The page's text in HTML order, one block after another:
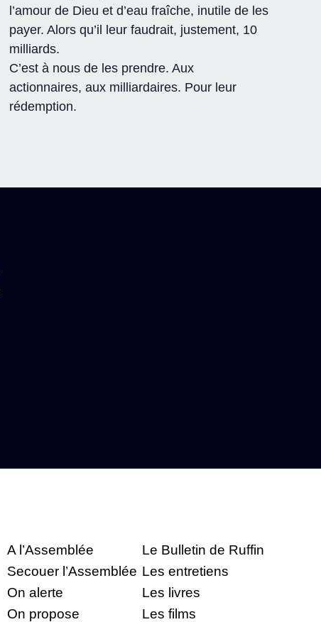
l’amour de Dieu et d’eau fraîche, inutile de les
payer. Alors qu’il leur faudrait, justement, 10
milliards.
C’est à nous de les prendre. Aux
actionnaires, aux milliardaires. Pour leur
rédemption.
A l’Assemblée
Secouer l’Assemblée
On alerte
On propose
Le Bulletin de Ruffin
Les entretiens
Les livres
Les films